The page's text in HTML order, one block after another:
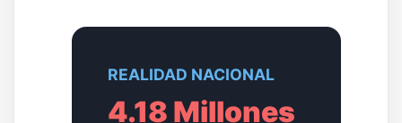
REALIDAD NACIONAL
4.18 Millones